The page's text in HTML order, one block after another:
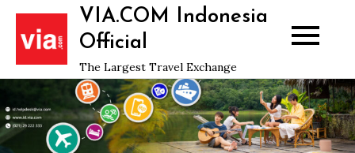
Skip
content
VIA.COM Indonesia
Official
The Largest Travel Exchange